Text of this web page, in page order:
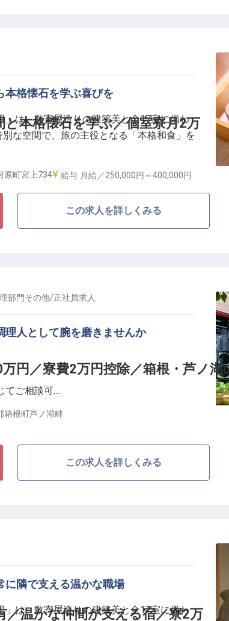
を生活拠点にできる】
30分圏内に箱根。月8〜9日休みのリズム
めます。単身寮は月15,000円〜の好条件
本格懐石を学ぶ／個室寮月2万
本格懐石を学ぶ喜びを
は、数寄屋造りの建築美と全17室に備わ
な空間で、旅の主役となる「本格和食」を
境です。困った時は温かな先輩がすぐにフ
を磨けます。
あり、オフも充実します。
で生活を支えます。
けましょう！
原町宮上734 給与 月給／250,000円～400,000円
この求人を詳しくみる
円／寮費2万円控除／箱根・芦ノ湖
部門その他/正社員求人
人として腕を磨きませんか
てご相談可
テル内の洋食レストランで、調理スタッフ
ポート体制
マンション、飲食と幅広く事業を展開し
もつ当社ならではの好待遇をご用意してい
自己負担）！過度な残業を抑制する体制も
と向き合うことができます。幅広いスキル
箱根町芦ノ湖畔
この求人を詳しくみる
温かな仲間が支える宿／寮2万
に隣で支える温かな職場
は、数寄屋造りの建築美と全17室に備わ